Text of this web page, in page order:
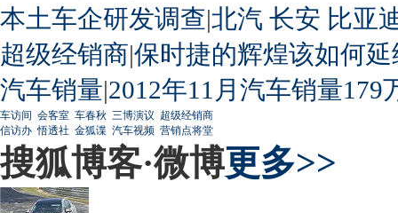
本土车企研发调查|北汽 长安 比亚
超级经销商|保时捷的辉煌该如何延
汽车销量|2012年11月汽车销量179
车访间 会客室 车春秋 三博演议 超级经销商
信访办 悟透社 金狐谍 汽车视频 营销点将堂
搜狐博客·微博更多>>